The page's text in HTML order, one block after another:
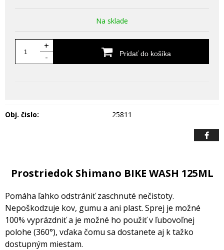
Na sklade
+
-
Pridať do košíka
Obj. čislo: 25811
Prostriedok Shimano BIKE WASH 125ML
Pomáha ľahko odstrániť zaschnuté nečistoty.
Nepoškodzuje kov, gumu a ani plast. Sprej je možné
100% vyprázdniť a je možné ho použiť v ľubovoľnej
polohe (360°), vďaka čomu sa dostanete aj k tažko
dostupným miestam.